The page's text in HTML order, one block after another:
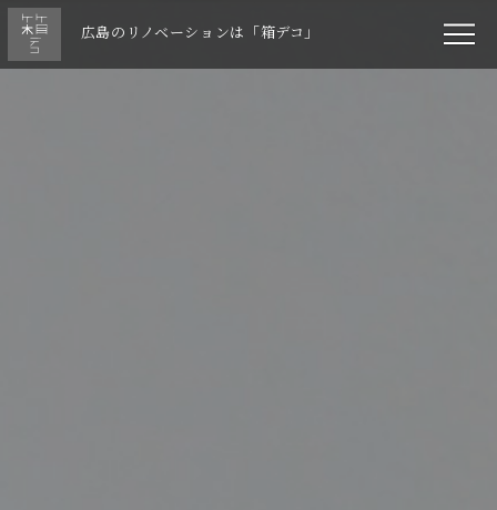
広島のリノベーションは「箱デコ」